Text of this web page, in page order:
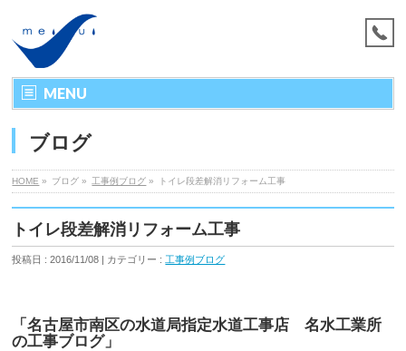
MENU
ブログ
HOME » ブログ » 工事例ブログ » トイレ段差解消リフォーム工事
トイレ段差解消リフォーム工事
投稿日 : 2016/11/08 | カテゴリー : 工事例ブログ
「名古屋市南区の水道局指定水道工事店 名水工業所
の工事ブログ」